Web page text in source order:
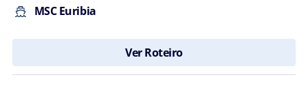
MSC Euribia
Ver Roteiro